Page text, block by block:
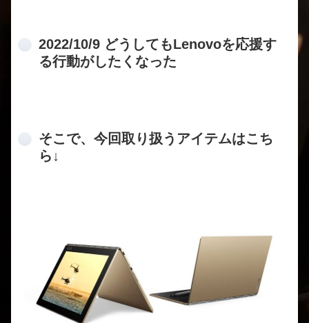
2022/10/9 どうしてもLenovoを応援す
る行動がしたくなった
そこで、今回取り扱うアイテムはこち
ら↓